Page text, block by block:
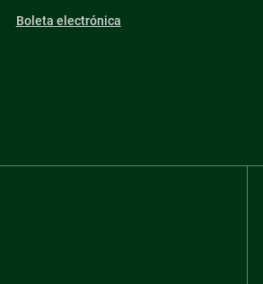
Boleta electrónica